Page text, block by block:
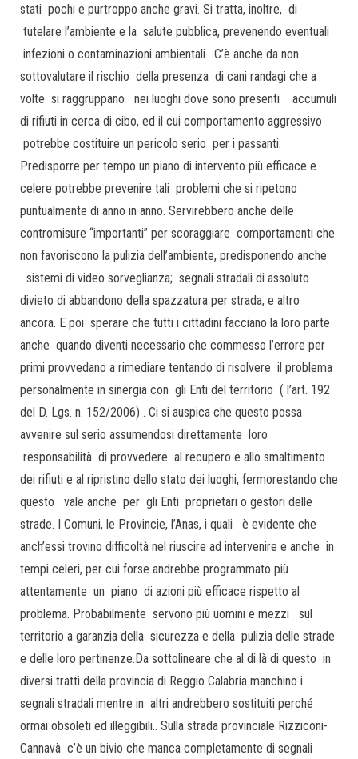
stati pochi e purtroppo anche gravi. Si tratta, inoltre, di
tutelare l’ambiente e la salute pubblica, prevenendo eventuali
infezioni o contaminazioni ambientali. C’è anche da non
sottovalutare il rischio della presenza di cani randagi che a
volte si raggruppano nei luoghi dove sono presenti accumuli
di rifiuti in cerca di cibo, ed il cui comportamento aggressivo
potrebbe costituire un pericolo serio per i passanti.
Predisporre per tempo un piano di intervento più efficace e
celere potrebbe prevenire tali problemi che si ripetono
puntualmente di anno in anno. Servirebbero anche delle
contromisure “importanti” per scoraggiare comportamenti che
non favoriscono la pulizia dell’ambiente, predisponendo anche
sistemi di video sorveglianza; segnali stradali di assoluto
divieto di abbandono della spazzatura per strada, e altro
ancora. E poi sperare che tutti i cittadini facciano la loro parte
anche quando diventi necessario che commesso l’errore per
primi provvedano a rimediare tentando di risolvere il problema
personalmente in sinergia con gli Enti del territorio ( l’art. 192
del D. Lgs. n. 152/2006) . Ci si auspica che questo possa
avvenire sul serio assumendosi direttamente loro
responsabilità di provvedere al recupero e allo smaltimento
dei rifiuti e al ripristino dello stato dei luoghi, fermorestando che
questo vale anche per gli Enti proprietari o gestori delle
strade. I Comuni, le Provincie, l’Anas, i quali è evidente che
anch’essi trovino difficoltà nel riuscire ad intervenire e anche in
tempi celeri, per cui forse andrebbe programmato più
attentamente un piano di azioni più efficace rispetto al
problema. Probabilmente servono più uomini e mezzi sul
territorio a garanzia della sicurezza e della pulizia delle strade
e delle loro pertinenze.Da sottolineare che al di là di questo in
diversi tratti della provincia di Reggio Calabria manchino i
segnali stradali mentre in altri andrebbero sostituiti perché
ormai obsoleti ed illeggibili.. Sulla strada provinciale Rizziconi-
Cannavà c’è un bivio che manca completamente di segnali